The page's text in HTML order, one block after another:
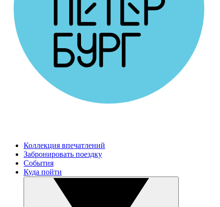
Коллекция впечатлений
Забронировать поездку
События
Куда пойти